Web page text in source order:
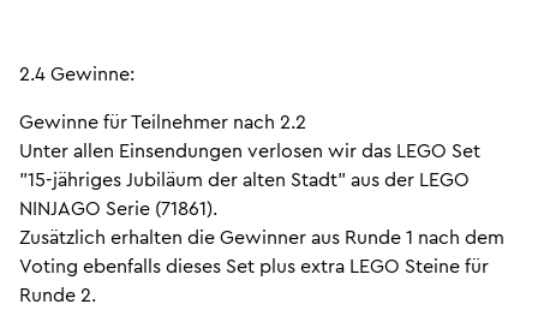
2.4 Gewinne:
Gewinne für Teilnehmer nach 2.2
Unter allen Einsendungen verlosen wir das LEGO Set
"15-jähriges Jubiläum der alten Stadt" aus der LEGO
NINJAGO Serie (71861).
Zusätzlich erhalten die Gewinner aus Runde 1 nach dem
Voting ebenfalls dieses Set plus extra LEGO Steine für
Runde 2.